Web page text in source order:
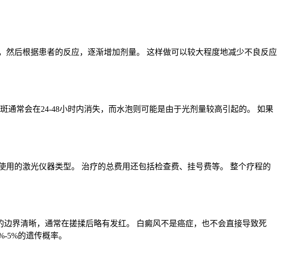
后根据患者的反应，逐渐增加剂量。 这样做可以较大程度地减少不良反应
常会在24-48小时内消失，而水泡则可能是由于光剂量较高引起的。 如果
的激光仪器类型。 治疗的总费用还包括检查费、挂号费等。 整个疗程的
界清晰，通常在搓揉后略有发红。 白癜风不是癌症，也不会直接导致死
的遗传概率。